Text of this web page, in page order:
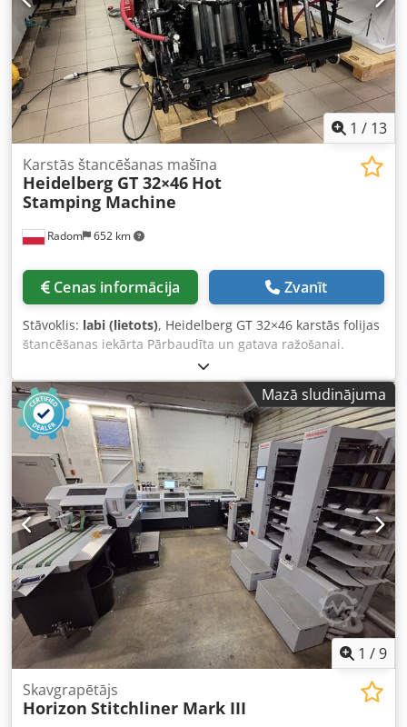
1 / 13
Radom 652 km
Karstās štancēšanas mašīna
Heidelberg GT 32×46 Hot
Stamping Machine
Cenas informācija Zvanīt
Stāvoklis: labi (lietots), Heidelberg GT 32×46 karstās folijas
štancēšanas iekārta Pārbaudīta un gatava ražošanai.
Iekārta ir gatava karstās folijas štancēšanai un griešanai.
Iekārtas formāts: 32x46 cm Spiediena spēks: 60 t
Dcedpfxozgc U Uo Abmsk Papīra svars: 600 gsm Darbības
ātrums: 4000 loksnes/stundā Šis modelis paredzēts karstās
štancēšanas darbiem un ir aprīkots ar lielu sildīšanas
plāksni. Svars: 2300 kg Turētājs ražots uzņēmumā Hakro.
Komplektā ietilpst rāmis, pildvielas un tipogrāfijas
slēdzenes.
Mazā sludinājuma
1 /9
Skavgrapētājs
Horizon Stitchliner Mark III